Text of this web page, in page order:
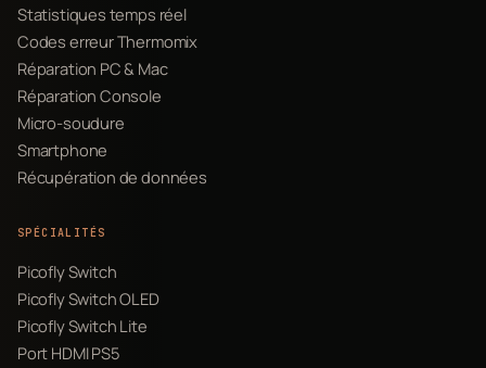
Statistiques temps réel
Codes erreur Thermomix
Réparation PC & Mac
Réparation Console
Micro-soudure
Smartphone
Récupération de données
SPÉCIALITÉS
Picofly Switch
Picofly Switch OLED
Picofly Switch Lite
Port HDMI PS5